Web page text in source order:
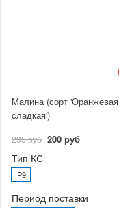
Малина (сорт 'Оранжевая
сладкая')
235 руб 200 руб
Тип КС
P9
Период поставки